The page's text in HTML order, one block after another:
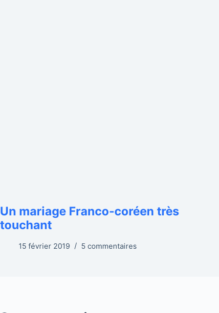
Un mariage Franco-coréen très
touchant
15 février 2019 5 commentaires